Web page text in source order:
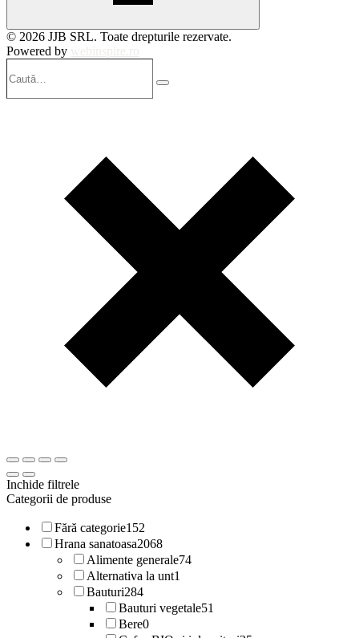
© 2026 JJB SRL. Toate drepturile rezervate.
Powered by
Search
Inchide filtrele
Categorii de produse
Fără categorie152
Hrana sanatoasa2068
Alimente generale74
Alternativa la unt1
Bauturi284
Bauturi vegetale51
Bere0